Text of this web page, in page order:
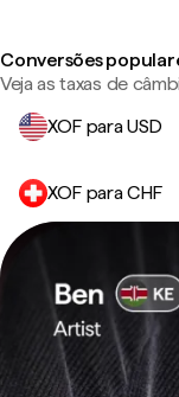
Conversões
Veja as taxas de
XOF para USD
XOF para CHF